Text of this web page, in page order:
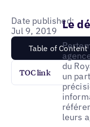
Date published:
Jul 9, 2019
Table of Content
TOC link
Le
du
un
leurs